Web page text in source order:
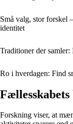
Små valg, stor forskel
identitet
Traditioner der
Ro i hverdagen: Find
Forskning viser, at